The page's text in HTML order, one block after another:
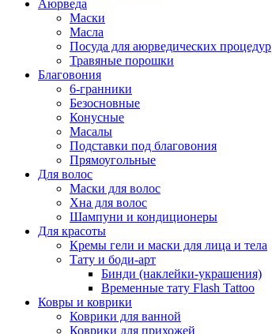
Аюрведа
Маски
Масла
Посуда для аюрведических процедур
Травяные порошки
Благовония
6-гранники
Безосновные
Конусные
Масалы
Подставки под благовония
Прямоугольные
Для волос
Маски для волос
Хна для волос
Шампуни и кондиционеры
Для красоты
Кремы гели и маски для лица и тела
Тату и боди-арт
Бинди (наклейки-украшения)
Временные тату Flash Tattoo
Ковры и коврики
Коврики для ванной
Коврики для прихожей